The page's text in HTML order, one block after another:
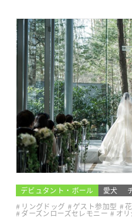
デビュタント・ボール 愛犬
リングドッグ
ゲスト参加型
ダーズンローズセレモニー オリ